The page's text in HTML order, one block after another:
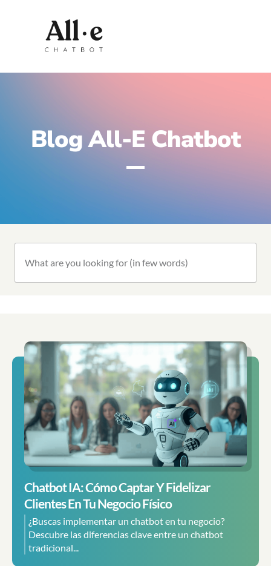
Blog All-E Chatbot
Chatbot IA: Cómo Captar Y Fidelizar
Clientes En Tu Negocio Físico
¿Buscas implementar un chatbot en tu negocio?
Descubre las diferencias clave entre un chatbot
tradicional...